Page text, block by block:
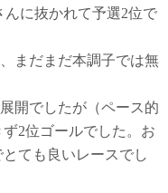
に抜かれて予選2位で
まだまだ本調子では無
開でしたが（ペース的
2位ゴールでした。お
ても良いレースでし